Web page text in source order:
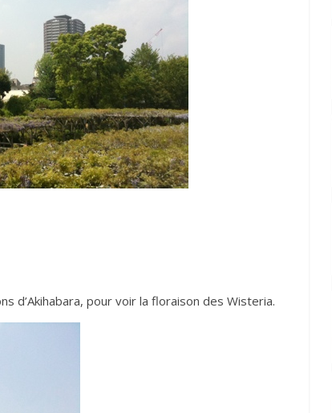
d’Akihabara, pour voir la floraison des Wisteria.